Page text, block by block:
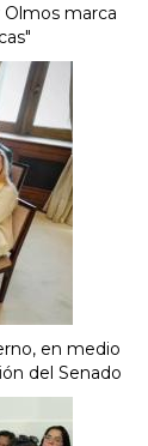
Olmos marca
en medio
del Senado